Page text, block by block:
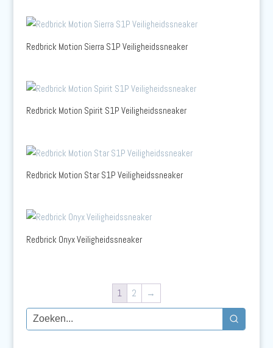
Redbrick Motion Sierra S1P Veiligheidssneaker
Redbrick Motion Spirit S1P Veiligheidssneaker
Redbrick Motion Star S1P Veiligheidssneaker
Redbrick Onyx Veiligheidssneaker
1 2 →